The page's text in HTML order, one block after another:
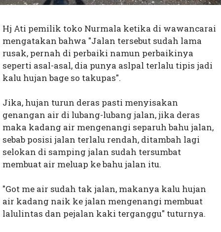
Hj Ati pemilik toko Nurmala ketika di wawancarai
mengatakan bahwa "Jalan tersebut sudah lama
rusak, pernah di perbaiki namun perbaikinya
seperti asal-asal, dia punya aslpal terlalu tipis jadi
kalu hujan bage so takupas".
Jika, hujan turun deras pasti menyisakan
genangan air di lubang-lubang jalan, jika deras
maka kadang air mengenangi separuh bahu jalan,
sebab posisi jalan terlalu rendah, ditambah lagi
selokan di samping jalan sudah tersumbat
membuat air meluap ke bahu jalan itu.
"Got me air sudah tak jalan, makanya kalu hujan
air kadang naik ke jalan mengenangi membuat
lalulintas dan pejalan kaki terganggu" tuturnya.